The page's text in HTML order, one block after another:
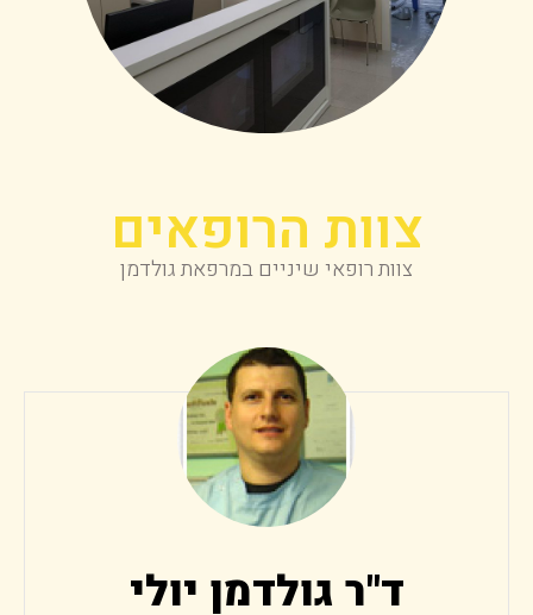
צוות הרופאים
צוות רופאי שיניים במרפאת גולדמן
ד"ר גולדמן יולי